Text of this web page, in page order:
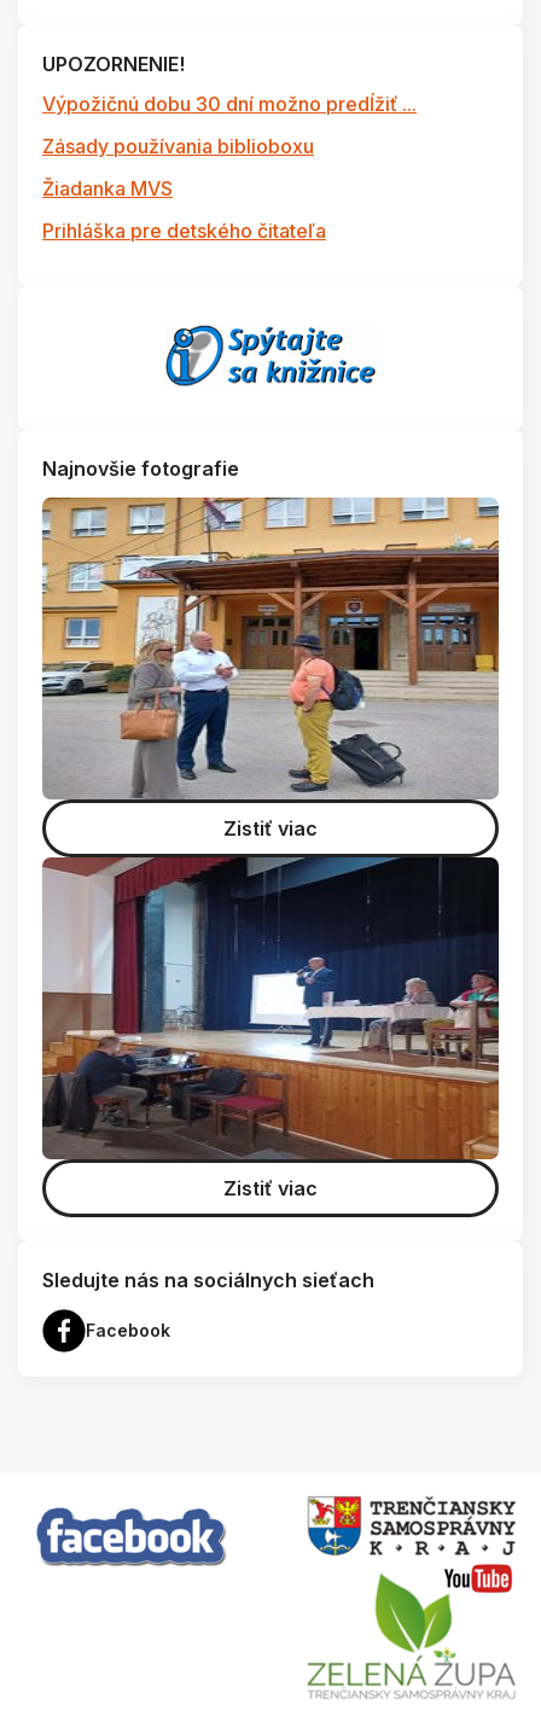
UPOZORNENIE!
Výpožičnú dobu 30 dní možno predĺžiť ...
Zásady používania biblioboxu
Žiadanka MVS
Prihláška pre detského čitateľa
Najnovšie fotografie
Zistiť viac
Zistiť viac
Sledujte nás na sociálnych sieťach
Facebook